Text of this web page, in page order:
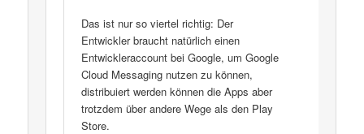
Das ist nur so viertel richtig: Der
Entwickler braucht natürlich einen
Entwickleraccount bei Google, um Google
Cloud Messaging nutzen zu können,
distribuiert werden können die Apps aber
trotzdem über andere Wege als den Play
Store.